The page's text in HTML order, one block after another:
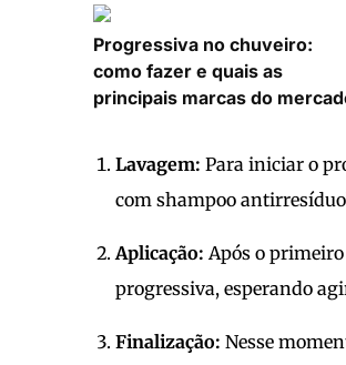
Progressiva no chuveiro:
como fazer e quais as
principais marcas do
Lavagem: Para iniciar o
com shampoo
Aplicação: Após o
progressiva, esperando
Finalização: Nesse